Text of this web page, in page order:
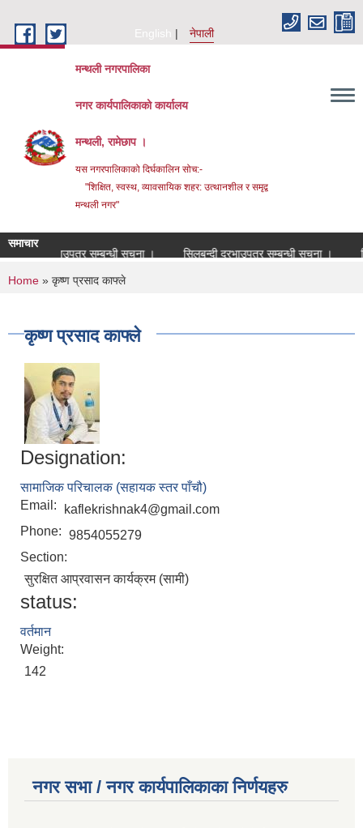
English
नेपाली
मन्थली नगरपालिका
नगर कार्यपालिकाको कार्यालय
मन्थली, रामेछाप ।
यस नगरपालिकाको दिर्घकालिन सोच:-
"शिक्षित, स्वस्थ, व्यावसायिक शहर: उत्थानशील र समृद्व
मन्थली नगर"
समाचार
दरभाउपत्र सम्बन्धी सूचना ।
सिलबन्दी दरभाउपत्र सम्बन्धी सूचना ।
You are here
Home » कृष्ण प्रसाद काफ्ले
कृष्ण प्रसाद काफ्ले
Designation:
सामाजिक परिचालक (सहायक स्तर पाँचौ)
Email:
kaflekrishnak4@gmail.com
Phone: 9854055279
Section:
सुरक्षित आप्रवासन कार्यक्रम (सामी)
status:
वर्तमान
Weight:
142
नगर सभा / नगर कार्यपालिकाका निर्णयहरु